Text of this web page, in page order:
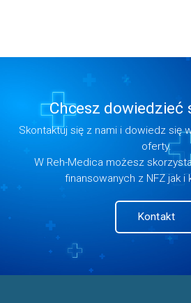
Chcesz dowiedzieć
Skontaktuj się z nami i dowiedz się
oferty.
W Reh-Medica możesz
finansowanych z NFZ jak i
Kontakt